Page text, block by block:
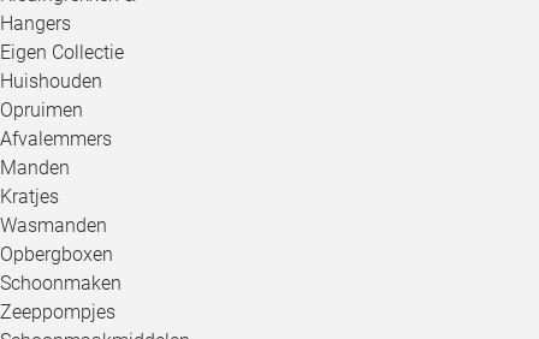
Hangers
Eigen Collectie
Huishouden
Opruimen
Afvalemmers
Manden
Kratjes
Wasmanden
Opbergboxen
Schoonmaken
Zeeppompjes